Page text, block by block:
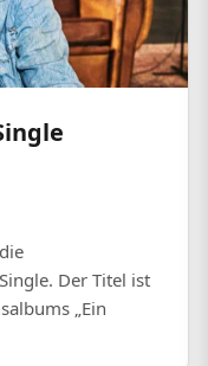
Der Titel ist
„Ein